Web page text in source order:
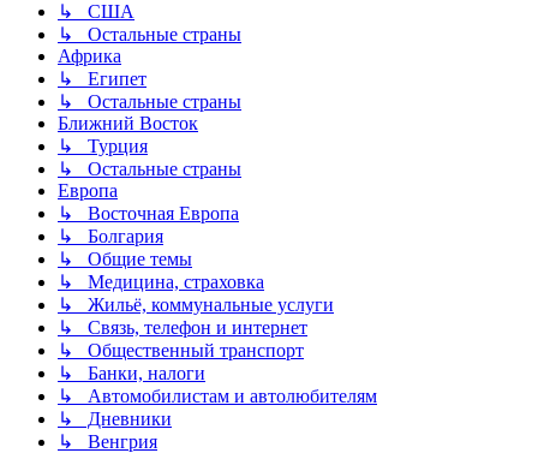
↳ США
↳ Остальные страны
Африка
↳ Египет
↳ Остальные страны
Ближний Восток
↳ Турция
↳ Остальные страны
Европа
↳ Восточная Европа
↳ Болгария
↳ Общие темы
↳ Медицина, страховка
↳ Жильё, коммунальные услуги
↳ Связь, телефон и интернет
↳ Общественный транспорт
↳ Банки, налоги
↳ Автомобилистам и автолюбителям
↳ Дневники
↳ Венгрия